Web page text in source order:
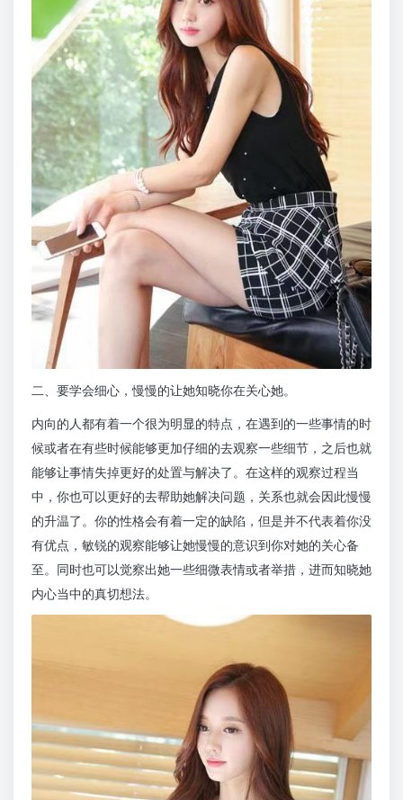
二、要学会细心，慢慢的让她知晓你在关心她。
内向的人都有着一个很为明显的特点，在遇到的一些事情的时
候或者在有些时候能够更加仔细的去观察一些细节，之后也就
能够让事情失掉更好的处置与解决了。在这样的观察过程当
中，你也可以更好的去帮助她解决问题，关系也就会因此慢慢
的升温了。你的性格会有着一定的缺陷，但是并不代表着你没
有优点，敏锐的观察能够让她慢慢的意识到你对她的关心备
至。同时也可以觉察出她一些细微表情或者举措，进而知晓她
内心当中的真切想法。